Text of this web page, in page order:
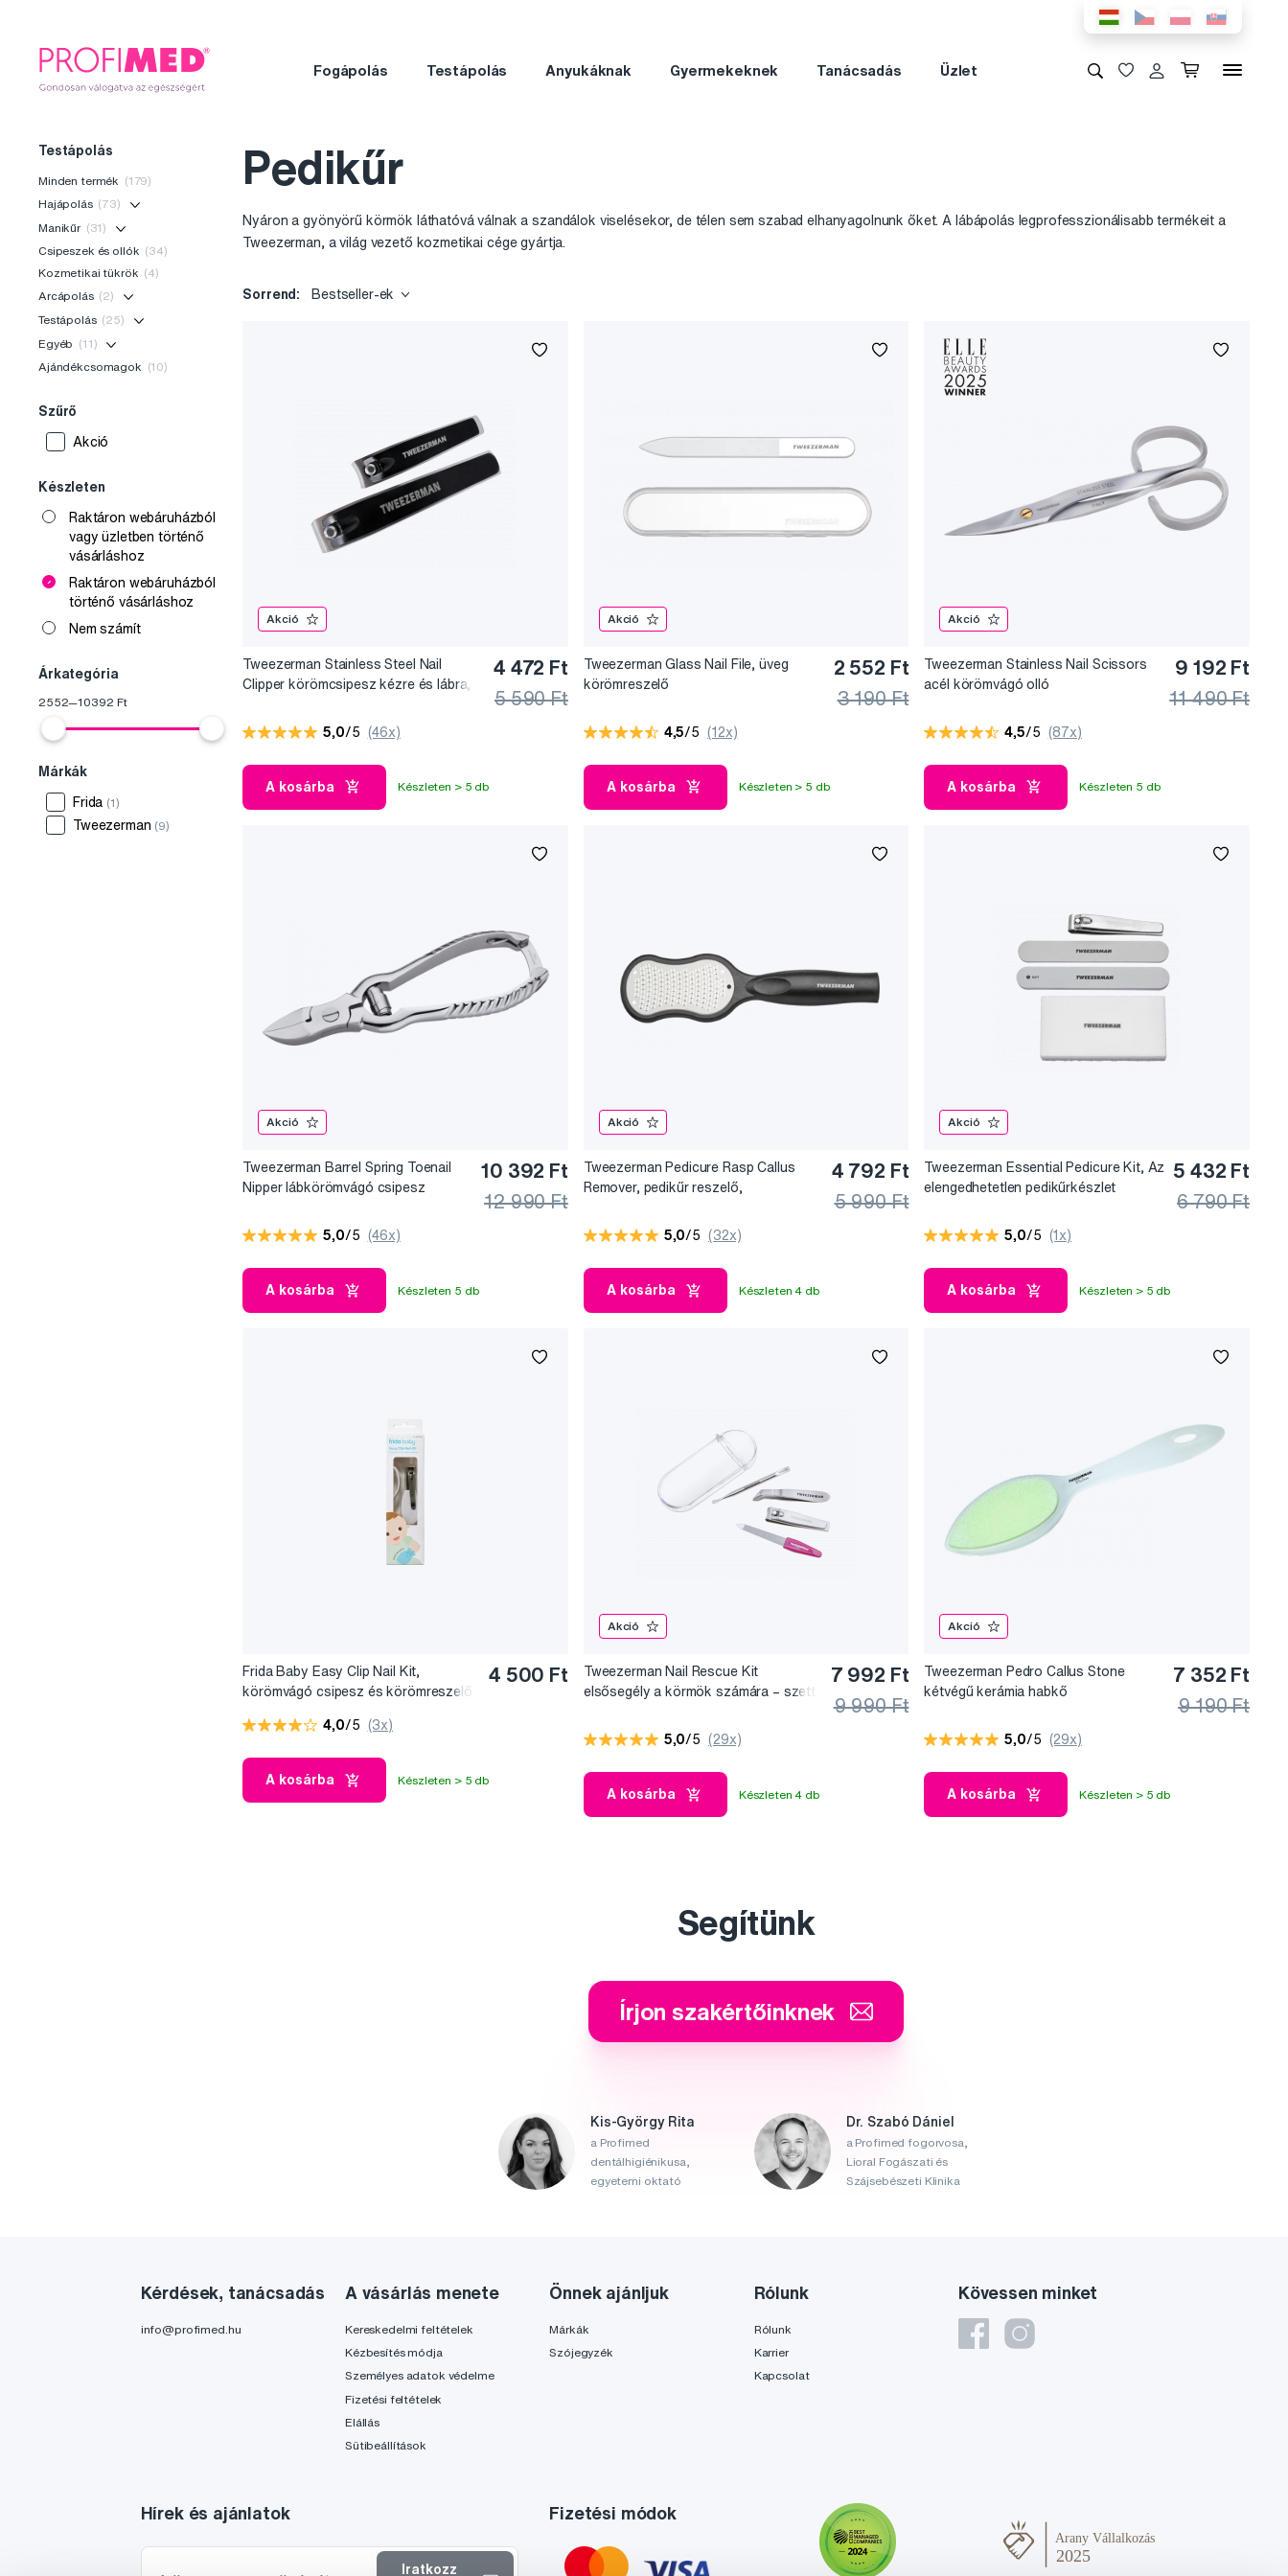
Fogápolás Testápolás Anyukáknak Gyermekeknek Tanácsadás Üzlet
Testápolás
Minden termék (179)
Hajápolás (73)
Manikűr (31)
Csipeszek és ollók (34)
Kozmetikai tükrök (4)
Arcápolás (2)
Testápolás (25)
Egyéb (11)
Ajándékcsomagok
(10)
Szűrő
Akció
Készleten
Raktáron webáruházból
vagy üzletben történő
vásárláshoz
Raktáron webáruházból
történő vásárláshoz
Nem számít
Árkategória
2552—10392 Ft
Márkák
Frida (1)
Tweezerman (9)
Pedikűr
Nyáron a gyönyörű körmök láthatóvá válnak a szandálok viselésekor, de télen sem szabad elhanyagolnunk őket. A lábápolás legprofesszionálisabb termékeit a
Tweezerman, a világ vezető kozmetikai cége gyártja.
Sorrend: Bestseller-ek
Akció
Tweezerman Stainless Steel Nail
Clipper körömcsipesz kézre és lábra,
4 472 Ft
5 590 Ft
5,0/5 (46x)
A kosárba Készleten > 5 db
Akció
Tweezerman Glass Nail File, üveg
körömreszelő
2 552 Ft
3 190 Ft
4,5/5 (12x)
A kosárba Készleten > 5 db
Akció
Tweezerman Stainless Nail Scissors
acél körömvágó olló
9 192 Ft
11 490 Ft
4,5/5 (87x)
A kosárba Készleten 5 db
Akció
Tweezerman Barrel Spring Toenail
Nipper lábkörömvágó csipesz
10 392 Ft
12 990 Ft
5,0/5 (46x)
A kosárba Készleten 5 db
Akció
Tweezerman Pedicure Rasp Callus
Remover, pedikűr reszelő,
4 792 Ft
5 990 Ft
5,0/5 (32x)
A kosárba Készleten 4 db
Akció
Tweezerman Essential Pedicure Kit, Az
elengedhetetlen pedikűrkészlet
5 432 Ft
6 790 Ft
5,0/5 (1x)
A kosárba Készleten > 5 db
Frida Baby Easy Clip Nail Kit,
körömvágó csipesz és körömreszelő
4 500 Ft
4,0/5 (3x)
A kosárba Készleten > 5 db
Akció
Tweezerman Nail Rescue Kit
elsősegély a körmök számára – szett
7 992 Ft
9 990 Ft
5,0/5 (29x)
A kosárba Készleten 4 db
Akció
Tweezerman Pedro Callus Stone
kétvégű kerámia habkő
7 352 Ft
9 190 Ft
5,0/5 (29x)
A kosárba Készleten > 5 db
Segítünk
Írjon szakértőinknek
Kis-György Rita
a Profimed
dentálhigiénikusa,
egyetemi oktató
Dr. Szabó Dániel
a Profimed fogorvosa,
Lioral Fogászati és
Szájsebészeti Klinika
Kövessen minket
Kérdések, tanácsadás
info@profimed.hu
A vásárlás menete
Kereskedelmi feltételek
Kézbesítés módja
Személyes adatok védelme
Fizetési feltételek
Elállás
Sütibeállítások
Önnek ajánljuk
Márkák
Szójegyzék
Rólunk
Rólunk
Karrier
Kapcsolat
Hírek és ajánlatok
Iratkozz
Fizetési módok